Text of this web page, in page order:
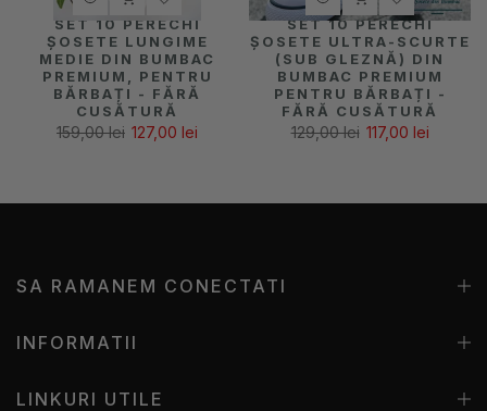
SET 10 PERECHI
ȘOSETE LUNGIME
MEDIE DIN BUMBAC
PREMIUM, PENTRU
BĂRBAȚI - FĂRĂ
CUSĂTURĂ
159,00 lei 127,00 lei
SET 10 PERECHI
ȘOSETE ULTRA-SCURTE
(SUB GLEZNĂ) DIN
BUMBAC PREMIUM
PENTRU BĂRBAȚI -
FĂRĂ CUSĂTURĂ
129,00 lei 117,00 lei
SA RAMANEM CONECTATI
INFORMATII
LINKURI UTILE